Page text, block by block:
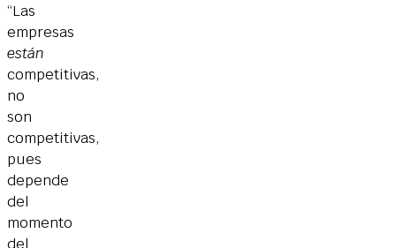
“Las
empresas
están
competitivas,
no
son
competitivas,
pues
depende
del
momento
del